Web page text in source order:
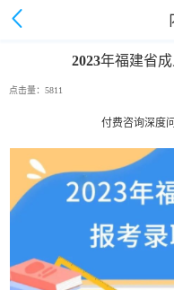
2023年福建省
点击量：5811
付费咨询深度